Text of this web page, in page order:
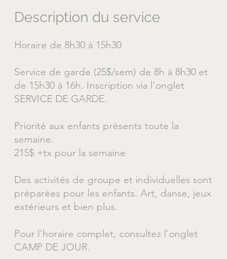
é
Description du service
Horaire de 8h30 à 15h30
Service de garde (25$/sem) de 8h à 8h30 et
de 15h30 à 16h. Inscription via l'onglet
SERVICE DE GARDE.
Priorité aux enfants présents toute la
semaine.
215$ +tx pour la semaine
Des activités de groupe et individuelles sont
préparées pour les enfants. Art, danse, jeux
extérieurs et bien plus.
Pour l'horaire complet, consultez l'onglet
CAMP DE JOUR.